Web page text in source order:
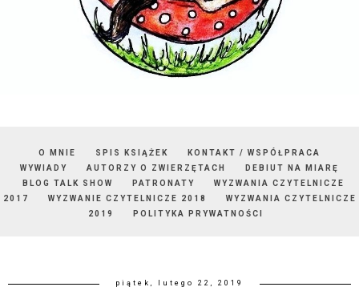
O MNIE SPIS KSIĄŻEK
KONTAKT / WSPÓŁPRACA
WYWIADY
AUTORZY O ZWIERZĘTACH
DEBIUT NA MIARĘ
BLOG TALK SHOW
PATRONATY
WYZWANIA CZYTELNICZE
2017
WYZWANIE CZYTELNICZE 2018
WYZWANIA CZYTELNICZE
2019
POLITYKA PRYWATNOŚCI
piątek, lutego 22, 2019